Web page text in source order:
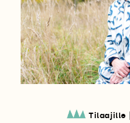
Tilaajille